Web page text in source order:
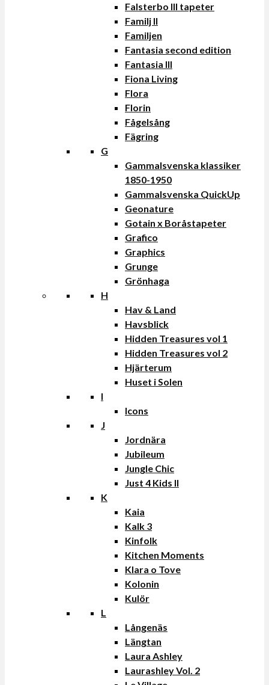
Falsterbo III tapeter
Familj II
Familjen
Fantasia second edition
Fantasia III
Fiona Living
Flora
Florin
Fågelsång
Fägring
G
Gammalsvenska klassiker
1850-1950
Gammalsvenska QuickUp
Geonature
Gotain x Boråstapeter
Grafico
Graphics
Grunge
Grönhaga
H
Hav & Land
Havsblick
Hidden Treasures vol 1
Hidden Treasures vol 2
Hjärterum
Huset i Solen
I
Icons
J
Jordnära
Jubileum
Jungle Chic
Just 4 Kids II
K
Kaia
Kalk 3
Kinfolk
Kitchen Moments
Klara o Tove
Kolonin
Kulör
L
Långenäs
Längtan
Laura Ashley
Laurashley Vol. 2